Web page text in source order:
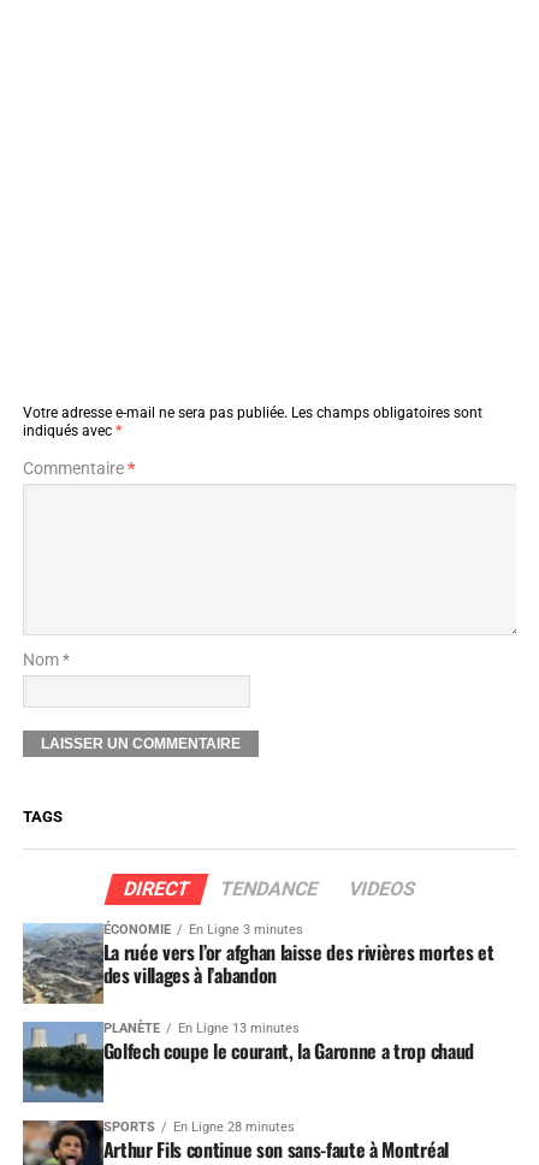
Votre adresse e-mail ne sera pas publiée. Les champs obligatoires sont
indiqués avec *
Commentaire*
Nom *
TAGS
DIRECT TENDANCE VIDEOS
ÉCONOMIE En Ligne 3 minutes
La ruée vers l’or afghan laisse des rivières mortes et
des villages à l’abandon
PLANÈTE En Ligne 13 minutes
Golfech coupe le courant, la Garonne a trop chaud
SPORTS En Ligne 28 minutes
Arthur Fils continue son sans-faute à Montréal